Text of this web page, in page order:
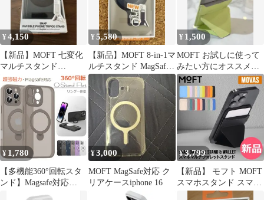
¥4,150
【新品】MOFT 七変化
マルチスタンド
MagSafe ジェットブラ
ック
¥5,580
【新品】MOFT 8-in-1マ
ルチスタンド MagSafe
対応 トープ
¥ 1,500
MOFT お試しに使って
みたい方にオススメ商
品
¥ 1,780
【多機能360°回転スタ
ンド】Magsafe対応
iPhone17e/16eケース
¥3,000
MOFT MagSafe対応 ク
リアケースiphone 16
¥3,799
【新品】 モフト MOFT
スマホスタンド スマホ
ウォレット スナップオ